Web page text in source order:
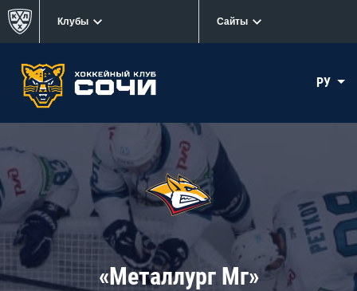
Клубы Сайты
РУ
«Металлург Мг»